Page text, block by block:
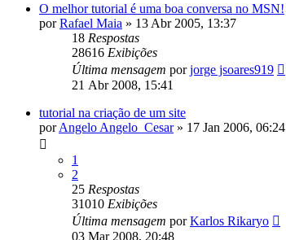
O melhor tutorial é uma boa conversa no MSN!
porRafael Maia » 13 Abr 2005, 13:37
18 Respostas
28616 Exibições
Última mensagem porjorge jsoares919
21 Abr 2008, 15:41
tutorial na criação de um site
porAngelo Angelo_Cesar» 17 Jan 2006, 06:24
1
2
25 Respostas
31010 Exibições
Última mensagem porKarlos Rikaryo
03 Mar 2008, 20:48